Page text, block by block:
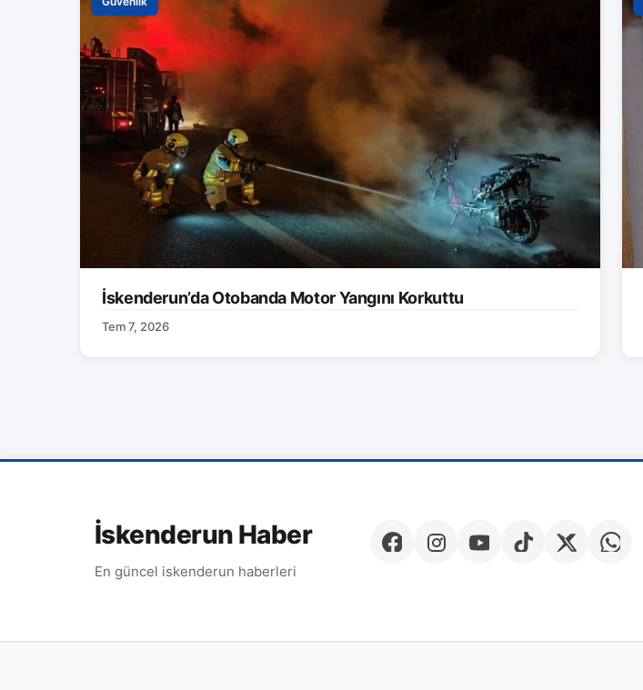
İskenderun’da Otobanda Motor Yangını Korkuttu
Tem 7, 2026
İskenderun Haber
En güncel iskenderun haberleri